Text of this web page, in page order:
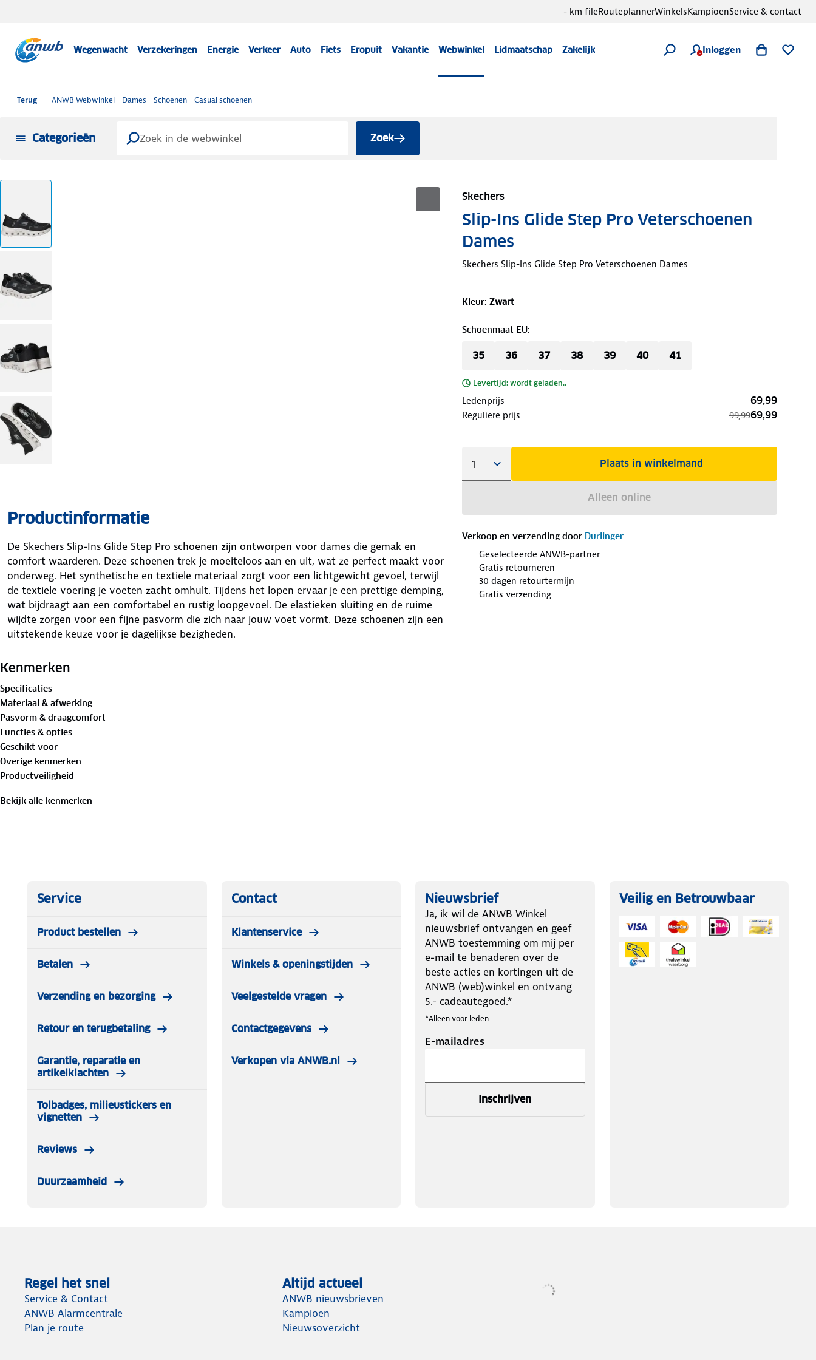
Wegenwacht Verzekeringen Energie Verkeer Auto Fiets Eropuit Vakantie Webwinkel Lidmaatschap Zakelijk Inloggen
- km fileRouteplannerWinkelsKampioenService & contact
Terug ANWB Webwinkel Dames Schoenen Casual schoenen
Categorieën Zoek
Skechers
Slip-Ins Glide Step Pro Veterschoenen
Dames
Skechers Slip-Ins Glide Step Pro Veterschoenen Dames
Kleur: Zwart
Schoenmaat EU:
35 36 37 38 39 40 41
Levertijd: wordt geladen..
Ledenprijs 69,99
Reguliere prijs 99,9969,99
Plaats in winkelmand
Alleen online
Verkoop en verzending door Durlinger
Geselecteerde ANWB-partner
Gratis retourneren
30 dagen retourtermijn
Gratis verzending
Productinformatie
De Skechers Slip-Ins Glide Step Pro schoenen zijn ontworpen voor dames die gemak en
comfort waarderen. Deze schoenen trek je moeiteloos aan en uit, wat ze perfect maakt voor
onderweg. Het synthetische en textiele materiaal zorgt voor een lichtgewicht gevoel, terwijl
de textiele voering je voeten zacht omhult. Tijdens het lopen ervaar je een prettige demping,
wat bijdraagt aan een comfortabel en rustig loopgevoel. De elastieken sluiting en de ruime
wijdte zorgen voor een fijne pasvorm die zich naar jouw voet vormt. Deze schoenen zijn een
uitstekende keuze voor je dagelijkse bezigheden.
Kenmerken
Specificaties
Materiaal & afwerking
Pasvorm & draagcomfort
Functies & opties
Geschikt voor
Overige kenmerken
Productveiligheid
Bekijk alle kenmerken
Service
Product bestellen
Betalen
Verzending en bezorging
Retour en terugbetaling
Garantie, reparatie en
artikelklachten
Tolbadges, milieustickers en
vignetten
Reviews
Duurzaamheid
Contact
Klantenservice
Winkels & openingstijden
Veelgestelde vragen
Contactgegevens
Verkopen via ANWB.nl
Nieuwsbrief
Ja, ik wil de ANWB Winkel
nieuwsbrief ontvangen en geef
ANWB toestemming om mij per
e-mail te benaderen over de
beste acties en kortingen uit de
ANWB (web)winkel en ontvang
5.- cadeautegoed.*
*Alleen voor leden
E-mailadres
Inschrijven
Veilig en Betrouwbaar
Regel het snel
Service & Contact
ANWB Alarmcentrale
Plan je route
Altijd actueel
ANWB nieuwsbrieven
Kampioen
Nieuwsoverzicht